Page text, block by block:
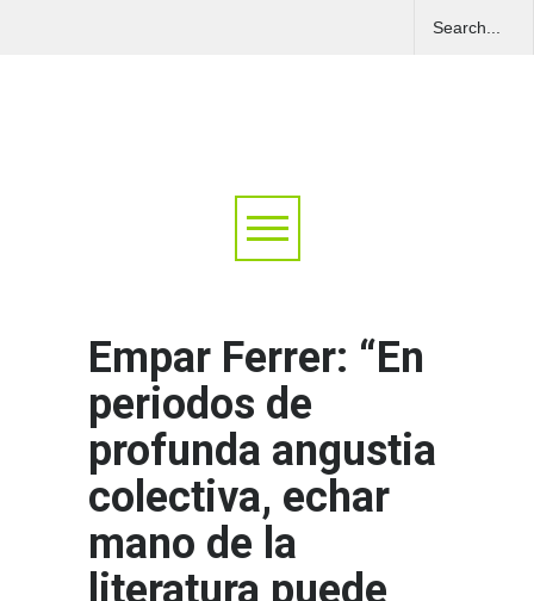
Empar Ferrer: “En
periodos de
profunda angustia
colectiva, echar
mano de la
literatura puede